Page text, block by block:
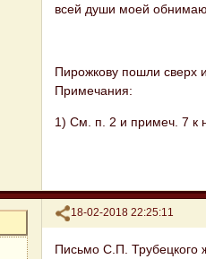
всей души моей
Пирожкову пошли сверх
Примечания:
1) См. п. 2 и примеч. 7 к
Поделиться
18-02-2018 22:25:11
Письмо С.П. Трубецкого